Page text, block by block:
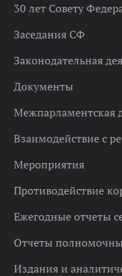
30 лет Совету
Заседания СФ
Законодательная
Документы
Межпарламентская
Взаимодействие с
Мероприятия
Противодействие
Ежегодные отчеты
Отчеты
Издания и